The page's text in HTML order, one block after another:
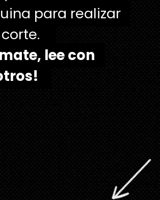
para realizar
lee con
para realizar
lee con